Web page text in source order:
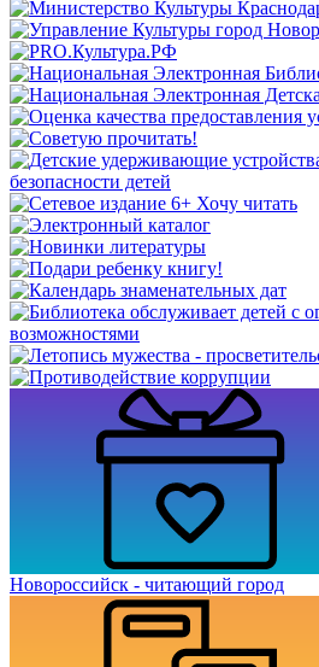
Новороссийск - читающий город